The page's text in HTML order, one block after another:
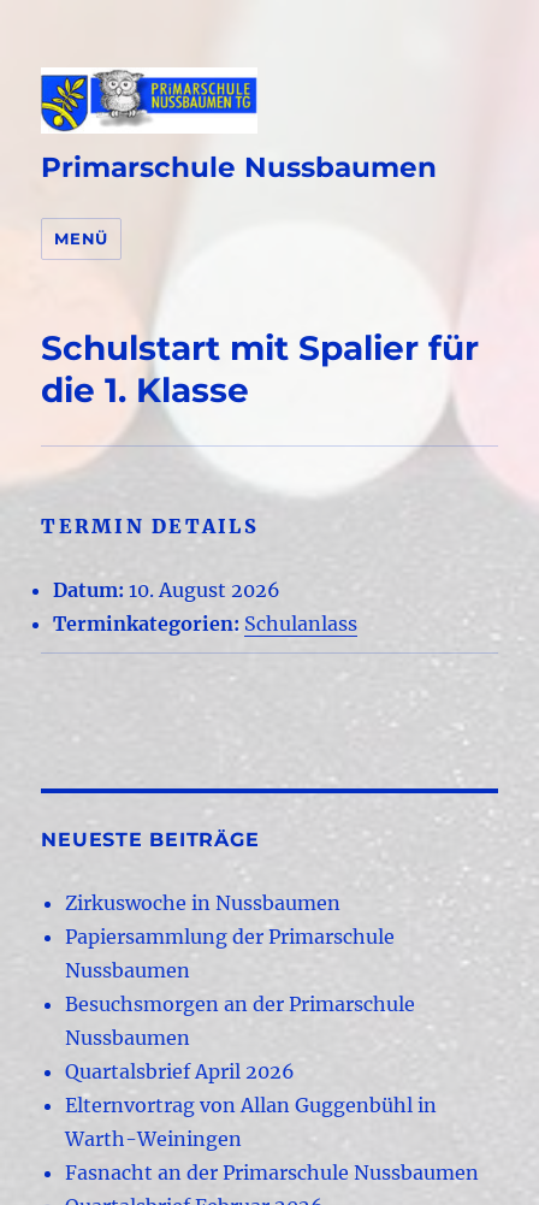
Primarschule Nussbaumen
MENÜ
Schulstart mit Spalier für
die 1. Klasse
TERMIN DETAILS
Datum: 10. August 2026
Terminkategorien: Schulanlass
NEUESTE BEITRÄGE
Zirkuswoche in Nussbaumen
Papiersammlung der Primarschule
Nussbaumen
Besuchsmorgen an der Primarschule
Nussbaumen
Quartalsbrief April 2026
Elternvortrag von Allan Guggenbühl in
Warth-Weiningen
Fasnacht an der Primarschule Nussbaumen